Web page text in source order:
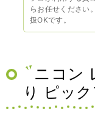
らお任せください
扱OKです。
ニコン
り ピッ